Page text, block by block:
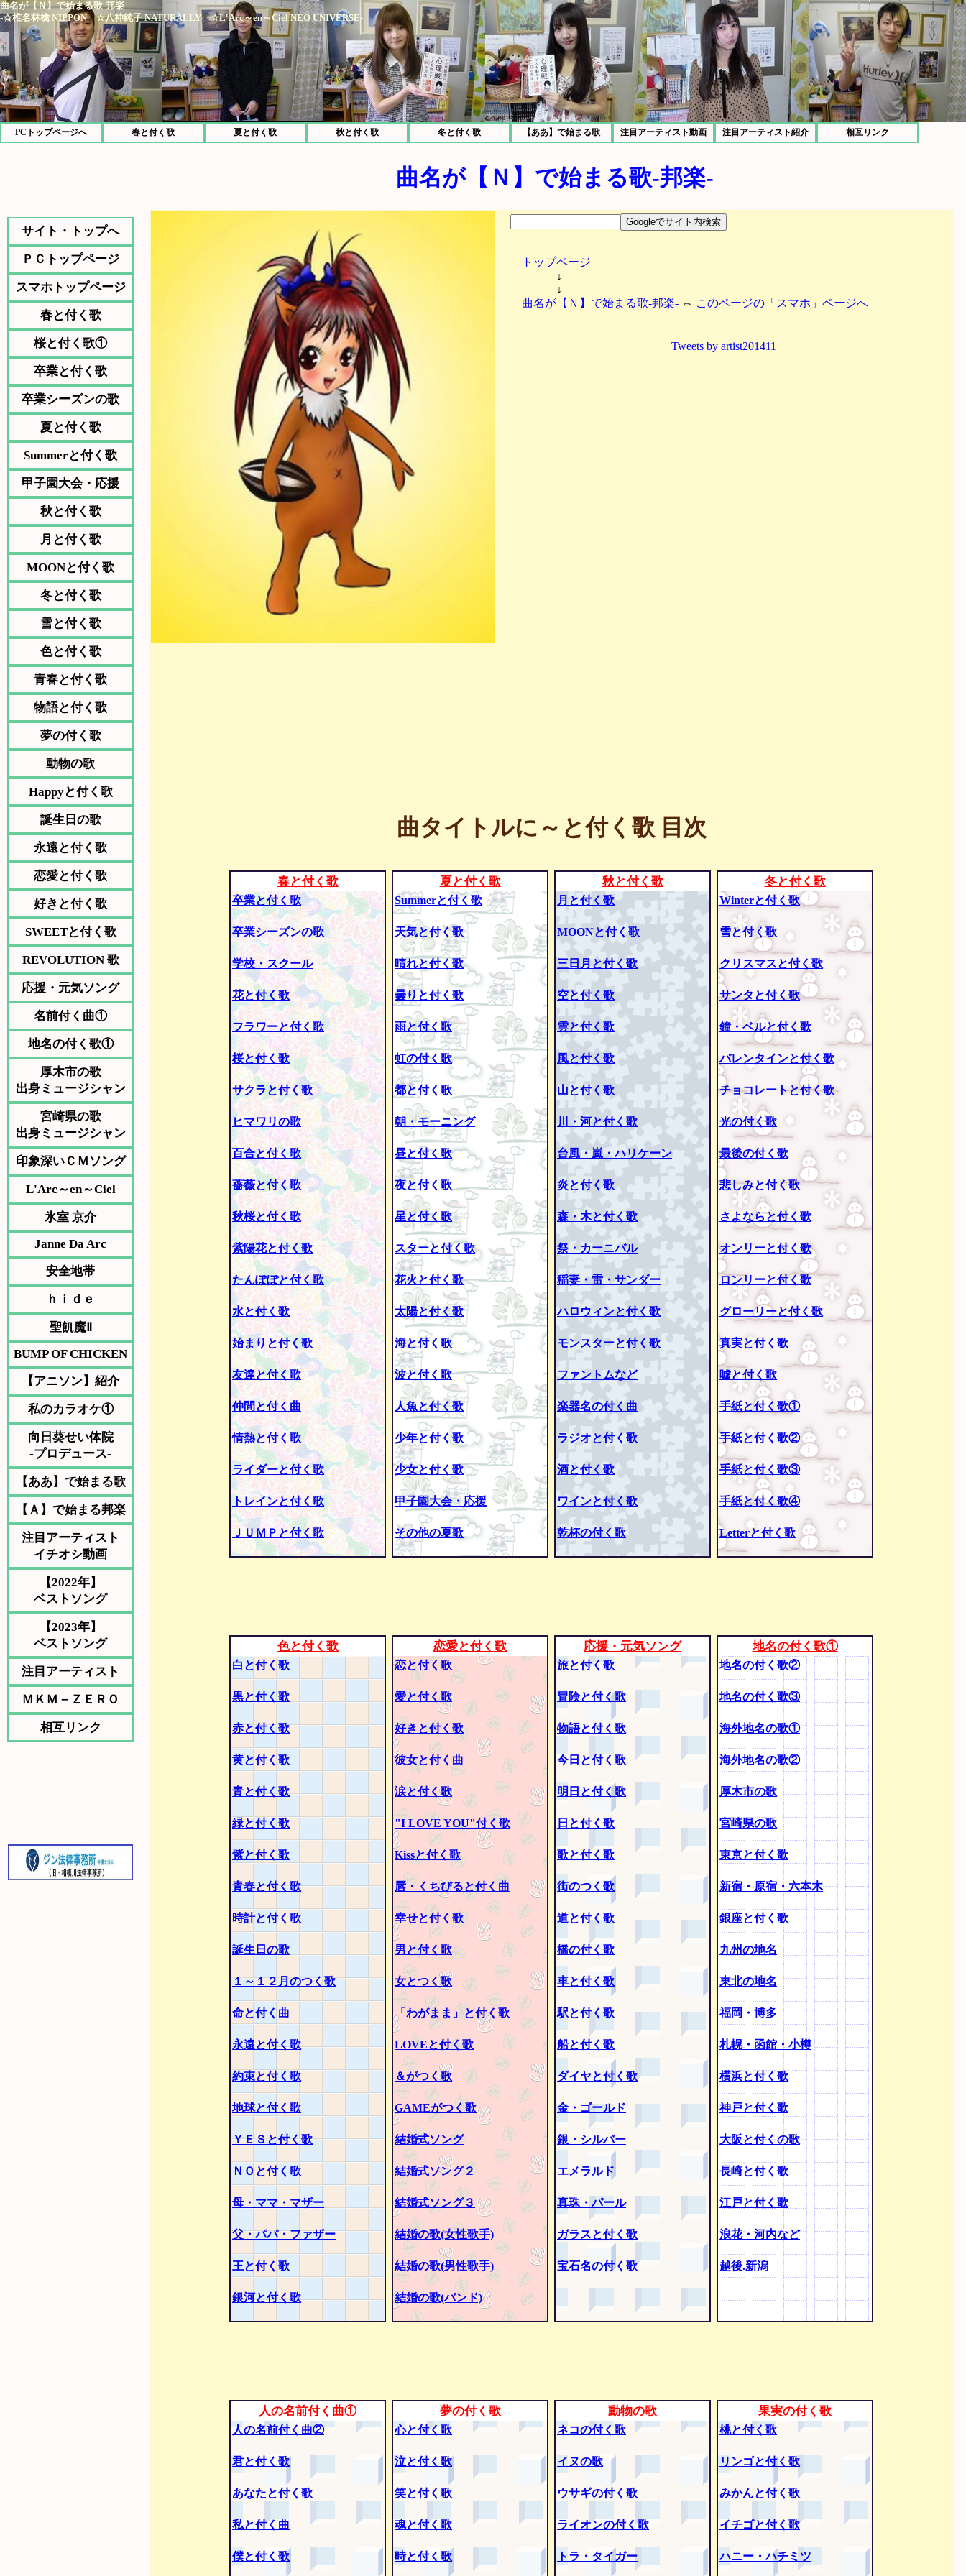
曲名が【Ｎ】で始まる歌-邦楽-
-☆椎名林檎 NIPPON ☆八神純子 NATURALLY ☆L'Arc～en～Ciel NEO UNIVERSE-
PCトップページへ 春と付く歌 夏と付く歌 秋と付く歌 冬と付く歌 【ああ】で始まる歌 注目アーティスト動画 注目アーティスト紹介 相互リンク
サイト・トップへ
ＰＣトップページ
スマホトップページ
春と付く歌
桜と付く歌①
卒業と付く歌
卒業シーズンの歌
夏と付く歌
Summerと付く歌
甲子園大会・応援
秋と付く歌
月と付く歌
MOONと付く歌
冬と付く歌
雪と付く歌
色と付く歌
青春と付く歌
物語と付く歌
夢の付く歌
動物の歌
Happyと付く歌
誕生日の歌
永遠と付く歌
恋愛と付く歌
好きと付く歌
SWEETと付く歌
REVOLUTION 歌
応援・元気ソング
名前付く曲①
地名の付く歌①
厚木市の歌
出身ミュージシャン
宮崎県の歌
出身ミュージシャン
印象深いＣＭソング
L'Arc～en～Ciel
氷室 京介
Janne Da Arc
安全地帯
ｈｉｄｅ
聖飢魔Ⅱ
BUMP OF CHICKEN
【アニソン】紹介
私のカラオケ①
向日葵せい体院
-プロデュース-
【ああ】で始まる歌
【Ａ】で始まる邦楽
注目アーティスト
イチオシ動画
【2022年】
ベストソング
【2023年】
ベストソング
注目アーティスト
ＭＫＭ－ＺＥＲＯ
相互リンク
曲名が【Ｎ】で始まる歌-邦楽-
トップページ
↓
↓
曲名が【Ｎ】で始まる歌-邦楽- ⇔ このページの「スマホ」ページへ
Tweets by artist201411
曲タイトルに～と付く歌 目次
春と付く歌
卒業と付く歌
卒業シーズンの歌
学校・スクール
花と付く歌
フラワーと付く歌
桜と付く歌
サクラと付く歌
ヒマワリの歌
百合と付く歌
薔薇と付く歌
秋桜と付く歌
紫陽花と付く歌
たんぽぽと付く歌
水と付く歌
始まりと付く歌
友達と付く歌
仲間と付く曲
情熱と付く歌
ライダーと付く歌
トレインと付く歌
ＪＵＭＰと付く歌
夏と付く歌
Summerと付く歌
天気と付く歌
晴れと付く歌
曇りと付く歌
雨と付く歌
虹の付く歌
都と付く歌
朝・モーニング
昼と付く歌
夜と付く歌
星と付く歌
スターと付く歌
花火と付く歌
太陽と付く歌
海と付く歌
波と付く歌
人魚と付く歌
少年と付く歌
少女と付く歌
甲子園大会・応援
その他の夏歌
秋と付く歌
月と付く歌
MOONと付く歌
三日月と付く歌
空と付く歌
雲と付く歌
風と付く歌
山と付く歌
川・河と付く歌
台風・嵐・ハリケーン
炎と付く歌
森・木と付く歌
祭・カーニバル
稲妻・雷・サンダー
ハロウィンと付く歌
モンスターと付く歌
ファントムなど
楽器名の付く曲
ラジオと付く歌
酒と付く歌
ワインと付く歌
乾杯の付く歌
冬と付く歌
Winterと付く歌
雪と付く歌
クリスマスと付く歌
サンタと付く歌
鐘・ベルと付く歌
バレンタインと付く歌
チョコレートと付く歌
光の付く歌
最後の付く歌
悲しみと付く歌
さよならと付く歌
オンリーと付く歌
ロンリーと付く歌
グローリーと付く歌
真実と付く歌
嘘と付く歌
手紙と付く歌①
手紙と付く歌②
手紙と付く歌③
手紙と付く歌④
Letterと付く歌
色と付く歌
白と付く歌
黒と付く歌
赤と付く歌
黄と付く歌
青と付く歌
緑と付く歌
紫と付く歌
青春と付く歌
時計と付く歌
誕生日の歌
１～１２月のつく歌
命と付く曲
永遠と付く歌
約束と付く歌
地球と付く歌
ＹＥＳと付く歌
ＮＯと付く歌
母・ママ・マザー
父・パパ・ファザー
王と付く歌
銀河と付く歌
恋愛と付く歌
恋と付く歌
愛と付く歌
好きと付く歌
彼女と付く曲
涙と付く歌
"I LOVE YOU"付く歌
Kissと付く歌
唇・くちびると付く曲
幸せと付く歌
男と付く歌
女とつく歌
「わがまま」と付く歌
LOVEと付く歌
＆がつく歌
GAMEがつく歌
結婚式ソング
結婚式ソング２
結婚式ソング３
結婚の歌(女性歌手)
結婚の歌(男性歌手)
結婚の歌(バンド)
応援・元気ソング
旅と付く歌
冒険と付く歌
物語と付く歌
今日と付く歌
明日と付く歌
日と付く歌
歌と付く歌
街のつく歌
道と付く歌
橋の付く歌
車と付く歌
駅と付く歌
船と付く歌
ダイヤと付く歌
金・ゴールド
銀・シルバー
エメラルド
真珠・パール
ガラスと付く歌
宝石名の付く歌
地名の付く歌①
地名の付く歌②
地名の付く歌③
海外地名の歌①
海外地名の歌②
厚木市の歌
宮崎県の歌
東京と付く歌
新宿・原宿・六本木
銀座と付く歌
九州の地名
東北の地名
福岡・博多
札幌・函館・小樽
横浜と付く歌
神戸と付く歌
大阪と付くの歌
長崎と付く歌
江戸と付く歌
浪花・河内など
越後.新潟
人の名前付く曲①
人の名前付く曲②
君と付く歌
あなたと付く歌
私と付く曲
僕と付く歌
夢の付く歌
心と付く歌
泣と付く歌
笑と付く歌
魂と付く歌
時と付く歌
動物の歌
ネコの付く歌
イヌの歌
ウサギの付く歌
ライオンの付く歌
トラ・タイガー
果実の付く歌
桃と付く歌
リンゴと付く歌
みかんと付く歌
イチゴと付く歌
ハニー・ハチミツ